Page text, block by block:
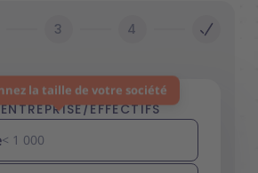
3 4
EFFECTIFS
< 1 000
un domaine d’activité
la taille de votre société